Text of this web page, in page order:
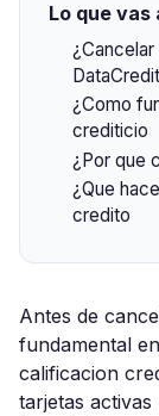
Lo que
¿Como
crediticio
¿Por que
¿Que
credito
Antes de
fundamental
calificacion
tarjetas